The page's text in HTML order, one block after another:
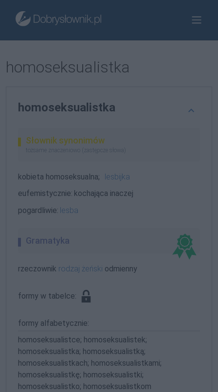
homoseksualistka
homoseksualistka
Słownik synonimów
tożsame znaczeniowo (zastępcze słowa)
kobieta homoseksualna;
lesbijka
eufemistycznie: kochająca inaczej
pogardliwie: lesba
Gramatyka
rzeczownik rodzaj żeński odmienny
formy w tabelce:
formy alfabetycznie:
homoseksualistce; homoseksualistek;
homoseksualistka; homoseksualistką;
homoseksualistkach; homoseksualistkami;
homoseksualistkę; homoseksualistki;
homoseksualistko; homoseksualistkom